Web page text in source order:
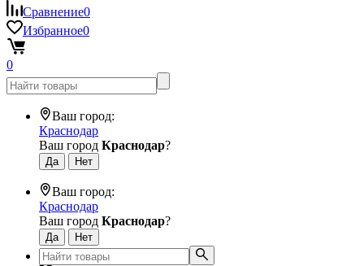
Сравнение0
Избранное0
0
Ваш город:
Краснодар
Ваш город Краснодар?
Ваш город:
Краснодар
Ваш город Краснодар?